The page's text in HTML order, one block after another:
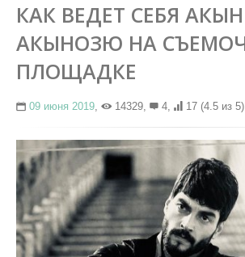
КАК ВЕДЕТ СЕБЯ АКЫН
АКЫНОЗЮ НА
ПЛОЩАДКЕ
09 июня 2019, 14329, 4, 17 (4.5 из 5)